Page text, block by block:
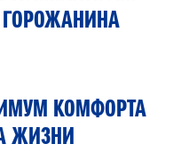
ГОРОЖАНИНА
КОМФОРТА
ЖИЗНИ